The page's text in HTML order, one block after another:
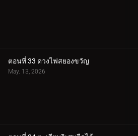
ตอนที่ 33 ดวงไฟสยองขวัญ
May. 13, 2026